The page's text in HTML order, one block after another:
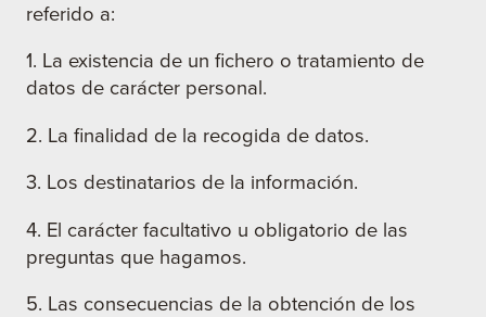
referido a:
1. La existencia de un fichero o tratamiento de
datos de carácter personal.
2. La finalidad de la recogida de datos.
3. Los destinatarios de la información.
4. El carácter facultativo u obligatorio de las
preguntas que hagamos.
5. Las consecuencias de la obtención de los